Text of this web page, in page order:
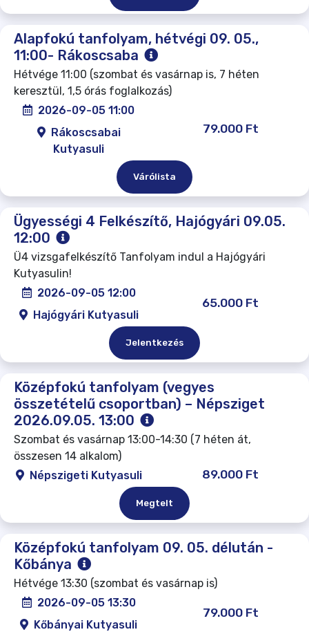
Alapfokú tanfolyam, hétvégi 09. 05.,
11:00- Rákoscsaba
Hétvége 11:00 (szombat és vasárnap is, 7 héten
keresztül, 1,5 órás foglalkozás)
2026-09-05 11:00
Rákoscsabai
Kutyasuli
79.000 Ft
Várólista
Ügyességi 4 Felkészítő, Hajógyári 09.05.
12:00
Ü4 vizsgafelkészítő Tanfolyam indul a Hajógyári
Kutyasulin!
2026-09-05 12:00
Hajógyári Kutyasuli
65.000 Ft
Jelentkezés
Középfokú tanfolyam (vegyes
összetételű csoportban) – Népsziget
2026.09.05. 13:00
Szombat és vasárnap 13:00-14:30 (7 héten át,
összesen 14 alkalom)
Népszigeti Kutyasuli
89.000 Ft
Megtelt
Középfokú tanfolyam 09. 05. délután -
Kőbánya
Hétvége 13:30 (szombat és vasárnap is)
2026-09-05 13:30
Kőbányai Kutyasuli
79.000 Ft